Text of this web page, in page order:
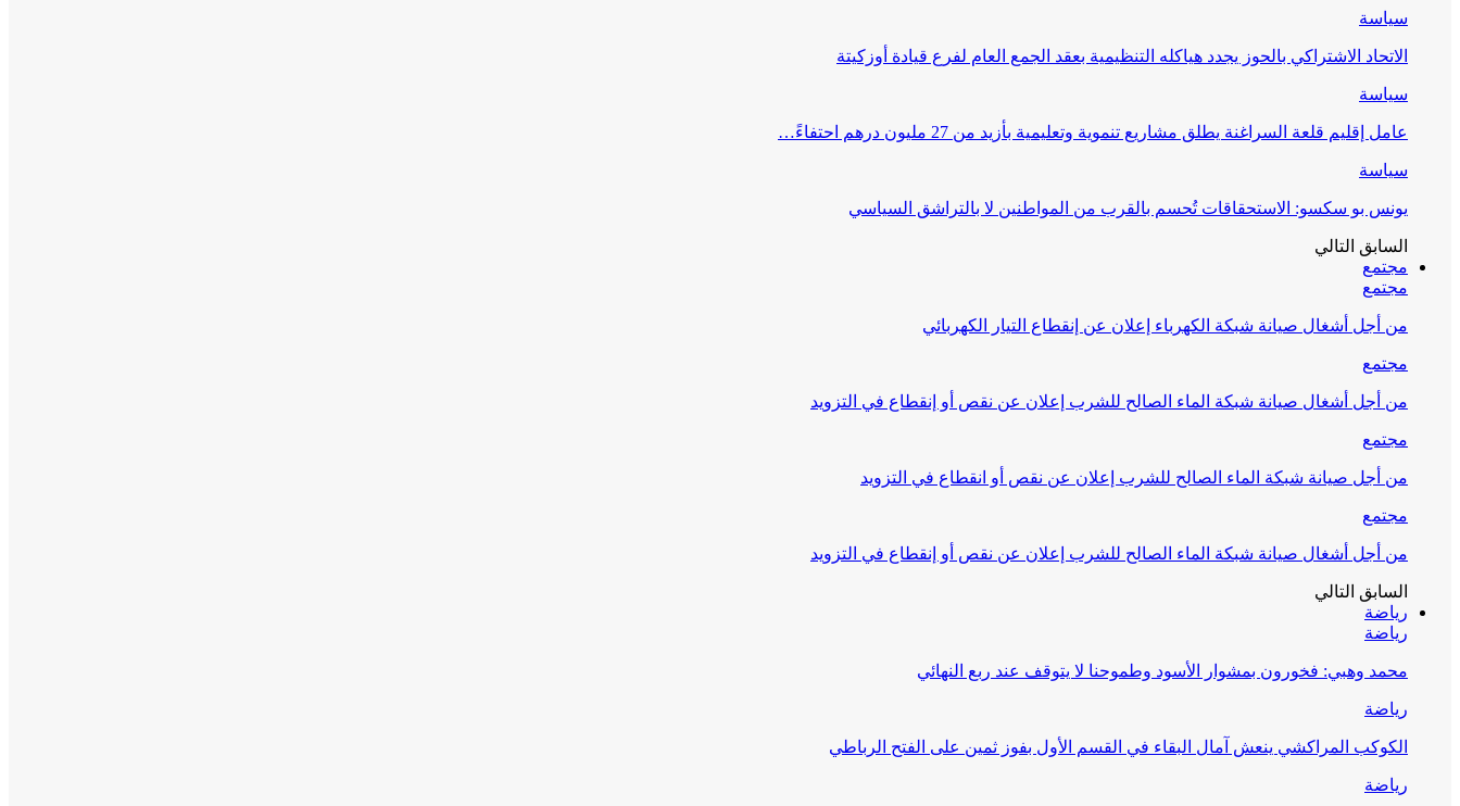
سياسة
الاتحاد الاشتراكي بالحوز يجدد هياكله التنظيمية بعقد الجمع العام لفرع قيادة أوزكيتة
سياسة
عامل إقليم قلعة السراغنة يطلق مشاريع تنموية وتعليمية بأزيد من 27 مليون درهم احتفاءً…
سياسة
يونس بو سكسو: الاستحقاقات تُحسم بالقرب من المواطنين لا بالتراشق السياسي
السابق التالي
مجتمع
مجتمع
من أجل أشغال صيانة شبكة الكهرباء إعلان عن إنقطاع التيار الكهربائي
مجتمع
من أجل أشغال صيانة شبكة الماء الصالح للشرب إعلان عن نقص أو إنقطاع في التزويد
مجتمع
من أجل صيانة شبكة الماء الصالح للشرب إعلان عن نقص أو انقطاع في التزويد
مجتمع
من أجل أشغال صيانة شبكة الماء الصالح للشرب إعلان عن نقص أو إنقطاع في التزويد
السابق التالي
رياضة
رياضة
محمد وهبي: فخورون بمشوار الأسود وطموحنا لا يتوقف عند ربع النهائي
رياضة
الكوكب المراكشي ينعش آمال البقاء في القسم الأول بفوز ثمين على الفتح الرباطي
رياضة